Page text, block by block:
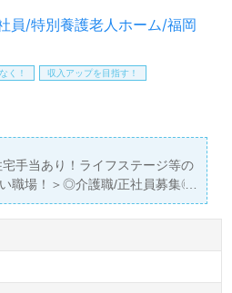
員/特別養護老人ホーム/福岡
く！ 収入アップを目指す！
手当あり！ライフステージ等の
職場！＞◎介護職/正社員募集◎
】＊国家資格介護福祉士有資格
歩48分。お車通勤可能です。
室）『長光園』社会福祉法人誠
市）様の運営です。従業員数